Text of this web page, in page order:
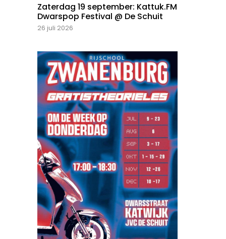
Zaterdag 19 september: Kattuk.FM
Dwarspop Festival @ De Schuit
26 juli 2026